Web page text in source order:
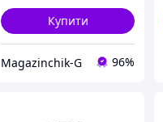
Купити
Magazinchik-G 96%